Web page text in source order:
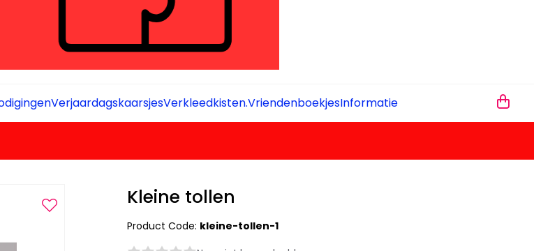
VerjaardagskaarsjesVerkleedkisten.VriendenboekjesInformatie
Kleine tollen
Product Code: kleine-tollen-1